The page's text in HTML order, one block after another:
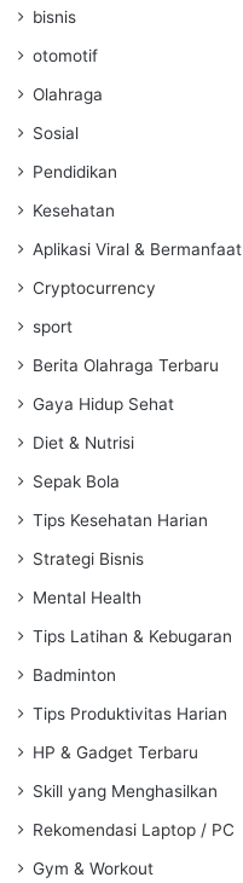
bisnis
otomotif
Olahraga
Sosial
Pendidikan
Kesehatan
Aplikasi Viral & Bermanfaat
Cryptocurrency
sport
Berita Olahraga Terbaru
Gaya Hidup Sehat
Diet & Nutrisi
Sepak Bola
Tips Kesehatan Harian
Strategi Bisnis
Mental Health
Tips Latihan & Kebugaran
Badminton
Tips Produktivitas Harian
HP & Gadget Terbaru
Skill yang Menghasilkan
Rekomendasi Laptop / PC
Gym & Workout